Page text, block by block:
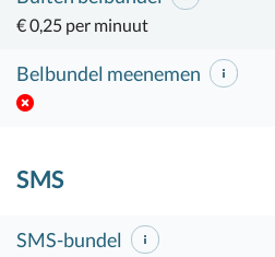
€ 0,25 per minuut
Belbundel meenemen
SMS
SMS-bundel